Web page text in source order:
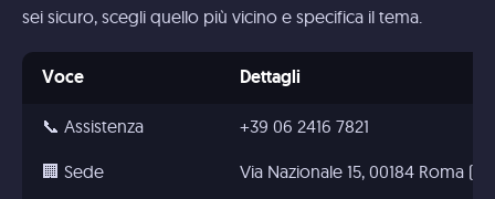
sei sicuro, scegli quello più vicino e specifica il tema.
Voce Dettagli
📞 Assistenza +39 06 2416 7821
🏢 Sede Via Nazionale 15, 00184 Roma